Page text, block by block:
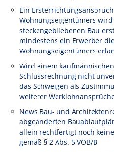
Ein
Wohnungseigentümers
steckengebliebenen Bau
mindestens ein Erwerber
Wohnungseigentümers
Wird einem
Schlussrechnung nicht
das Schweigen als
weiterer
News Bau- und
abgeänderten
allein rechtfertigt noch
gemäß § 2 Abs. 5 VOB/B